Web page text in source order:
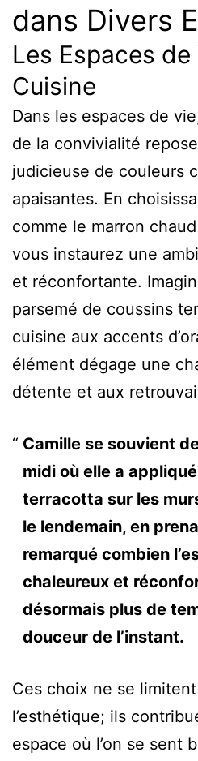
dans Divers
Les Espaces
Cuisine
Dans les espaces de
de la convivialité
judicieuse de couleurs
apaisantes. En
comme le marron
vous instaurez une
et réconfortante.
parsemé de coussins
cuisine aux accents
élément dégage une
détente et aux
Camille se souvient
midi où elle a
terracotta sur les
le lendemain, en
remarqué combien
chaleureux et
désormais plus de
douceur de l’instant.
Ces choix ne se
l’esthétique; ils
espace où l’on se sent